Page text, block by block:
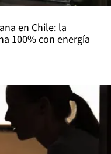
en Chile: la
100% con energía